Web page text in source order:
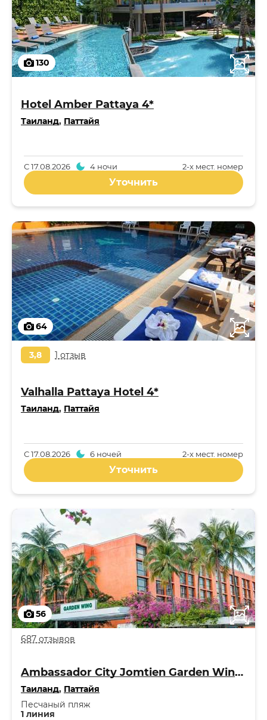
130
Hotel Amber Pattaya 4*
Таиланд, Паттайя
2-x мест. номер
С17.08.2026 4 ночи
Уточнить
64
3,8 1 отзыв
Valhalla Pattaya Hotel 4*
Таиланд, Паттайя
2-x мест. номер
С17.08.2026 6 ночей
Уточнить
56
687 отзывов
Ambassador City Jomtien Garden Wing 3*
Таиланд, Паттайя
1 линия
Песчаный пляж